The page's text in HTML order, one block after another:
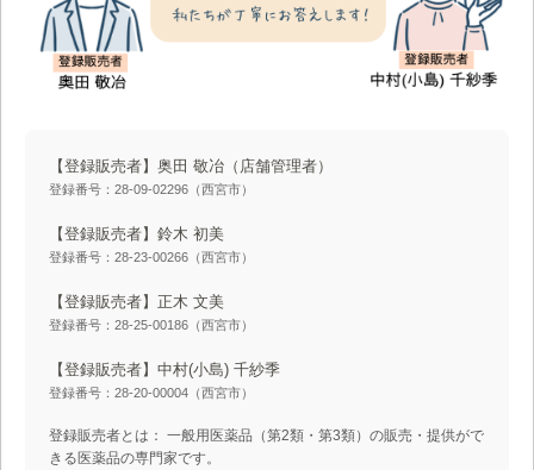
【登録販売者】奥田 敬冶 （店舗管理者）
登録番号：28-09-02296（西宮市）
【登録販売者】鈴木 初美
登録番号：28-23-00266（西宮市）
【登録販売者】正木 文美
登録番号：28-25-00186（西宮市）
【登録販売者】中村(小島) 千紗季
登録番号：28-20-00004（西宮市）
登録販売者とは： 一般用医薬品（第2類・第3類）の販売・提供がで
きる医薬品の専門家です。